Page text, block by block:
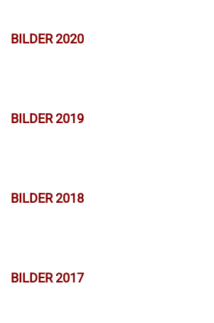
BILDER 2020
BILDER 2019
BILDER 2018
BILDER 2017